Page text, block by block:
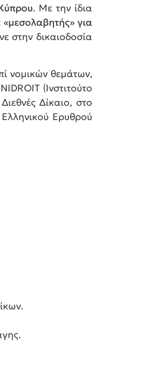
. Με την ίδια
για
στην δικαιοδοσία
νομικών θεμάτων,
(Ινστιτούτο
Δίκαιο, στο
Ερυθρού